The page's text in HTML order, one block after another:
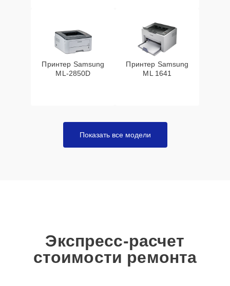
Принтер Samsung
ML-2850D
Принтер Samsung
ML 1641
Показать все модели
Экспресс-расчет
стоимости ремонта